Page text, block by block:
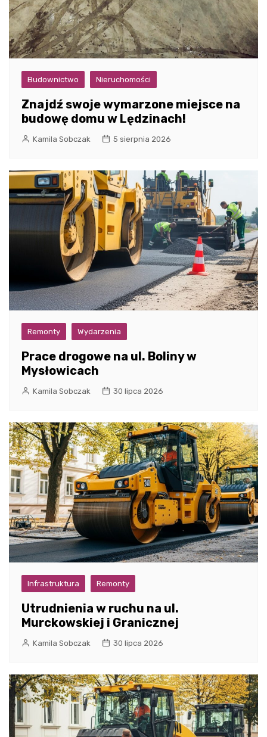
Budownictwo Nieruchomości
Znajdź swoje wymarzone miejsce na
budowę domu w Lędzinach!
Kamila Sobczak 5 sierpnia 2026
Remonty Wydarzenia
Prace drogowe na ul. Boliny w
Mysłowicach
Kamila Sobczak 30 lipca 2026
Infrastruktura Remonty
Utrudnienia w ruchu na ul.
Murckowskiej i Granicznej
Kamila Sobczak 30 lipca 2026